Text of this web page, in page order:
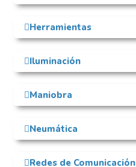
Herramientas
Iluminación
Maniobra
Neumática
Redes de Comunicación